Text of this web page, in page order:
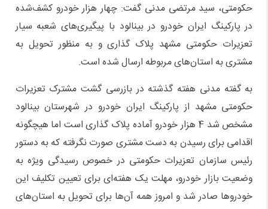
حکومتی، سید مرتضی مدنی گفت: چهار هزار خودرو کشف‌شده
در پارکینگ ایران خودرو در بینالود با پیگیری‌های شعبه سیار
تعزیرات حکومتی مشهد پلاک گذاری و به منظور تحویل به
مشتری به استان‌های مربوطه ارسال شده است.
به گفته مدنی هفته گذشته در بازرسی گشت مشترک تعزیرات
حکومتی مشهد از پارکینگ ایران خودرو در شهرستان بینالود
مشخص شد 4 هزار خودرو آماده پلاک گذاری است اما هیچگونه
اقدامی برای رسیدن به دست مشتری صورت نگرفته که به دستور
رئیس سازمان تعزیرات حکومتی در خصوص رسیدگی ویژه به
وضعیت بازار خودرو، مهلت یک هفته‌ای برای تعیین تکلیف این
خودروها صادر شد و امروز همه آن‌ها برای تحویل به استان‌های